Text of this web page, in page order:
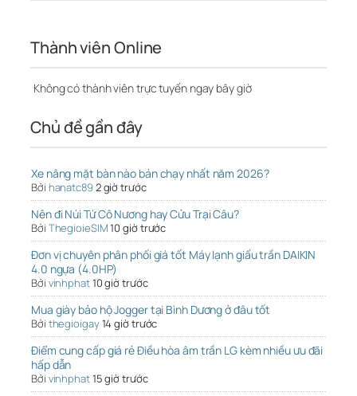
Thành viên Online
Không có thành viên trực tuyến ngay bây giờ
Chủ đề gần đây
Xe nâng mặt bàn nào bán chạy nhất năm 2026?
Bởi hanatc892 giờ trước
Nên đi Núi Tứ Cô Nương hay Cửu Trại Câu?
Bởi ThegioieSIM10 giờ trước
Đơn vị chuyên phân phối giá tốt Máy lạnh giấu trần DAIKIN
4.0 ngựa (4.0HP)
Bởi vinhphat10 giờ trước
Mua giày bảo hộ Jogger tại Bình Dương ở đâu tốt
Bởi thegioigay14 giờ trước
Điểm cung cấp giá rẻ Điều hòa âm trần LG kèm nhiều ưu đãi
hấp dẫn
Bởi vinhphat15 giờ trước